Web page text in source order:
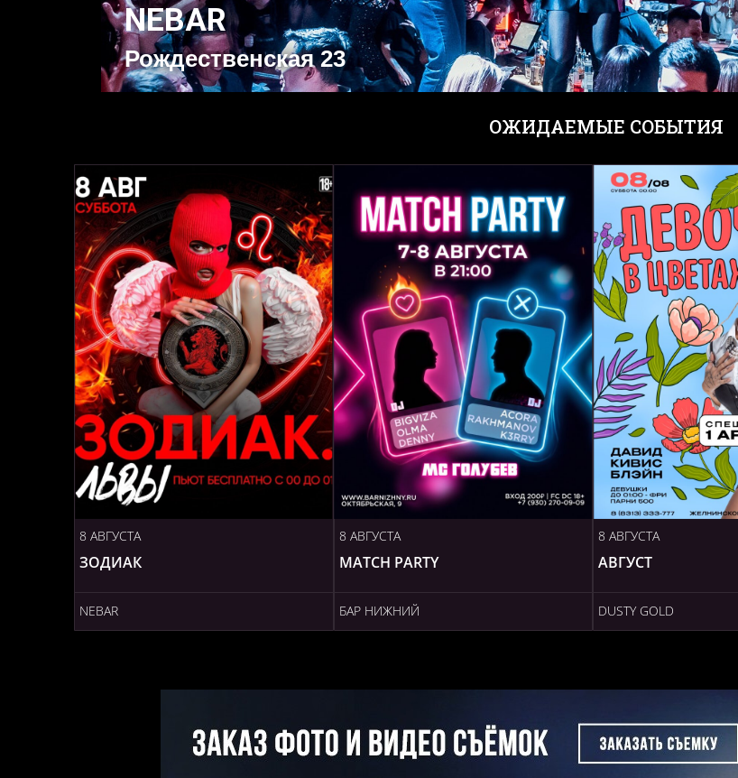
SALVADOR DALI
Коминтерна, д. 10
ОЖИДАЕМЫЕ СОБЫТИЯ
8 АВГУСТА
ЗОДИАК
NEBAR
8 АВГУСТА
MATCH PARTY
БАР НИЖНИЙ
8 АВГУСТА
АВГУСТ
DUSTY GOLD